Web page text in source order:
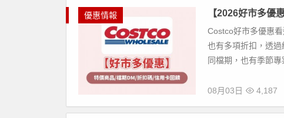
優惠情報 【2026好市多優
Costco好市多優惠
也有多項折扣，透
同檔期，也有季節專
08月03日 4,187